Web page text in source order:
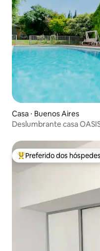
Casa ⋅ Buenos Aires
Deslumbrante casa
Entre os melhores
Preferido dos hóspedes